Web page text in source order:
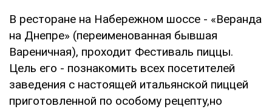
В ресторане на Набережном шоссе - «Веранда
на Днепре» (переименованная бывшая
Вареничная), проходит Фестиваль пиццы.
Цель его - познакомить всех посетителей
заведения с настоящей итальянской пиццей
приготовленной по особому рецепту,но